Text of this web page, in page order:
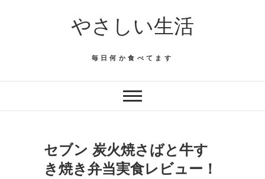
やさしい生活
毎日何か食べてます
セブン 炭火焼さばと牛す
き焼き弁当実食レビュー！